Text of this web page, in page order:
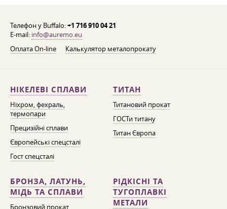
Телефон у Buffalo:+1 716 910 04 21
E-mail: info@auremo.eu
Оплата On-line
Калькулятор металопрокату
НІКЕЛЕВІ СПЛАВИ
Ніхром, фехраль,
термопари
Прецизійні сплави
Європейські спецсталі
Гост спецсталі
ТИТАН
Титановий прокат
ГОСТи титану
Титан Європа
БРОНЗА, ЛАТУНЬ,
МІДЬ ТА СПЛАВИ
Бронзовий прокат
РІДКІСНІ ТА
ТУГОПЛАВКІ
МЕТАЛИ